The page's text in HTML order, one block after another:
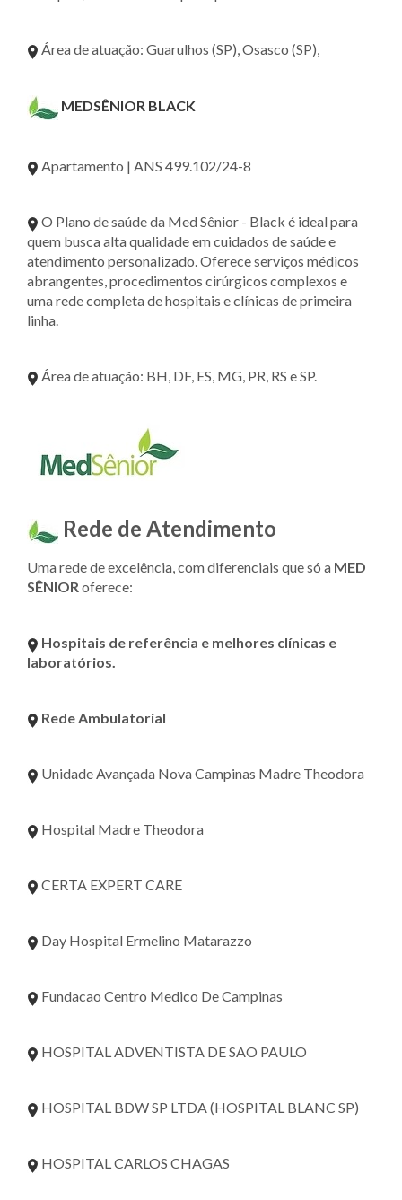
Área de atuação: Guarulhos (SP), Osasco (SP),
MEDSÊNIOR BLACK
Apartamento | ANS 499.102/24-8
O Plano de saúde da Med Sênior - Black é ideal para
quem busca alta qualidade em cuidados de saúde e
atendimento personalizado. Oferece serviços médicos
abrangentes, procedimentos cirúrgicos complexos e
uma rede completa de hospitais e clínicas de primeira
linha.
Área de atuação: BH, DF, ES, MG, PR, RS e SP.
Rede de Atendimento
Uma rede de excelência, com diferenciais que só a MED
SÊNIOR oferece:
Hospitais de referência e melhores clínicas e
laboratórios.
Rede Ambulatorial
Unidade Avançada Nova Campinas Madre Theodora
Hospital Madre Theodora
CERTA EXPERT CARE
Day Hospital Ermelino Matarazzo
Fundacao Centro Medico De Campinas
HOSPITAL ADVENTISTA DE SAO PAULO
HOSPITAL BDW SP LTDA (HOSPITAL BLANC SP)
HOSPITAL CARLOS CHAGAS